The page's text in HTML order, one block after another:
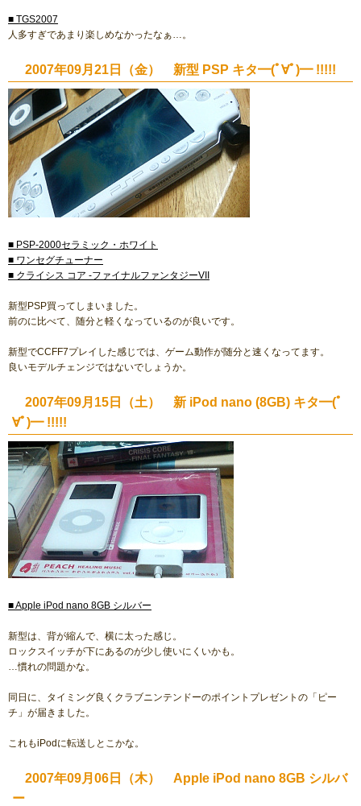
■ TGS2007
人多すぎであまり楽しめなかったなぁ…。
2007年09月21日（金） 新型 PSP キタ━(ﾟ∀ﾟ)━ !!!!!
■ PSP-2000セラミック・ホワイト
■ ワンセグチューナー
■ クライシス コア -ファイナルファンタジーVII
新型PSP買ってしまいました。
前のに比べて、随分と軽くなっているのが良いです。
新型でCCFF7プレイした感じでは、ゲーム動作が随分と速くなってます。
良いモデルチェンジではないでしょうか。
2007年09月15日（土） 新 iPod nano (8GB) キタ━(ﾟ
∀ﾟ)━ !!!!!
■ Apple iPod nano 8GB シルバー
新型は、背が縮んで、横に太った感じ。
ロックスイッチが下にあるのが少し使いにくいかも。
…慣れの問題かな。
同日に、タイミング良くクラブニンテンドーのポイントプレゼントの「ピー
チ」が届きました。
これもiPodに転送しとこかな。
2007年09月06日（木） Apple iPod nano 8GB シルバ
ー